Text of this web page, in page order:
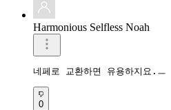
Harmonious Selfless Noah
네페로 교환하면 유용하지요.ㅡ
0